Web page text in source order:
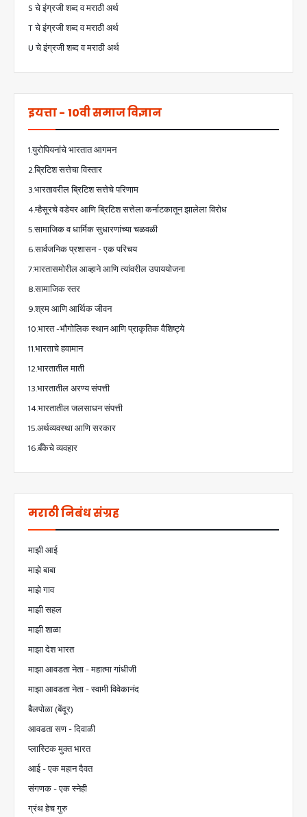
S चे इंग्रजी शब्द व मराठी अर्थ
T चे इंग्रजी शब्द व मराठी अर्थ
U चे इंग्रजी शब्द व मराठी अर्थ
इयत्ता - 10वी समाज विज्ञान
1.युरोपियनांचे भारतात आगमन
2.ब्रिटिश सत्तेचा विस्तार
3.भारतावरील ब्रिटिश सत्तेचे परिणाम
4.म्हैसूरचे वडेयर आणि ब्रिटिश सत्तेला कर्नाटकातून झालेला विरोध
5.सामाजिक व धार्मिक सुधारणांच्या चळवळी
6.सार्वजनिक प्रशासन - एक परिचय
7.भारतासमोरील आव्हाने आणि त्यांवरील उपाययोजना
8.सामाजिक स्तर
9.श्रम आणि आर्थिक जीवन
10.भारत -भौगोलिक स्थान आणि प्राकृतिक वैशिष्ट्ये
11.भारताचे हवामान
12.भारतातील माती
13.भारतातील अरण्य संपत्ती
14.भारतातील जलसाधन संपत्ती
15.अर्थव्यवस्था आणि सरकार
16.बँकेचे व्यवहार
मराठी निबंध संग्रह
माझी आई
माझे बाबा
माझे गाव
माझी सहल
माझी शाळा
माझा देश भारत
माझा आवडता नेता - महात्मा गांधीजी
माझा आवडता नेता - स्वामी विवेकानंद
बैलपोळा (बेंदूर)
आवडता सण - दिवाळी
प्लास्टिक मुक्त भारत
आई - एक महान दैवत
संगणक - एक स्नेही
ग्रंथ हेच गुरु